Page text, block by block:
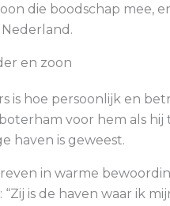
die boodschap mee,
en zoon
is hoe persoonlijk en
voor hem als hij
haven is geweest.
in warme
is de haven waar ik